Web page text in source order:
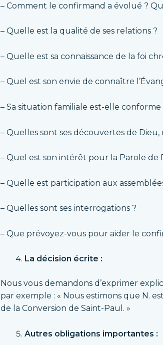
– Comment le confirmand a évolué ?
– Quelle est la qualité de ses relations ?
– Quelle est sa connaissance de la foi
– Quel est son envie de connaître
– Sa situation familiale est-elle conforme
– Quelles sont ses découvertes de Dieu,
– Quel est son intérêt pour la Parole de
– Quelle est participation aux
– Quelles sont ses interrogations ?
– Que prévoyez-vous pour aider le
La décision écrite :
Nous vous demandons d’exprimer
par exemple : « Nous estimons que N.
de la Conversion de Saint-Paul. »
Autres obligations importantes :